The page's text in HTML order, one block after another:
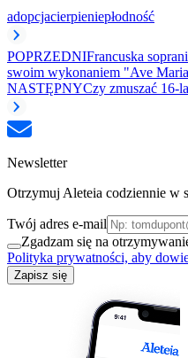
adopcjacierpieniepłodność
POPRZEDNIFrancuska
swoim wykonaniem "Ave
NASTĘPNYCzy zmuszać 16-
Newsletter
Otrzymuj Aleteia codziennie w
Twój adres e-mail
Zgadzam się na
Polityka prywatności, aby
Zapisz się